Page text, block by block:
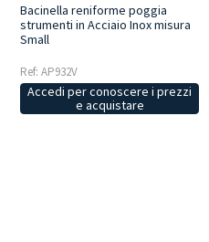
Bacinella reniforme poggia
strumenti in Acciaio Inox misura
Small
Ref: AP932V
Accedi per conoscere i prezzi
e acquistare